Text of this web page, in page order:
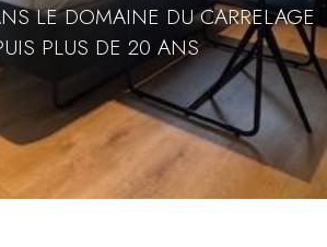
LE DOMAINE DU CARRELAGE
PLUS DE 20 ANS